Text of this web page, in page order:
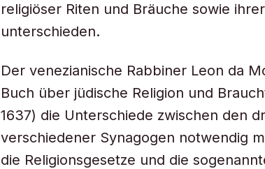
religiöser Riten und Bräuche sowie
unterschieden.
Der venezianische Rabbiner Leon da
Buch über jüdische Religion und
1637) die Unterschiede zwischen den
verschiedener Synagogen notwendig
die Religionsgesetze und die